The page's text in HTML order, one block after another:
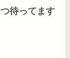
待ってます